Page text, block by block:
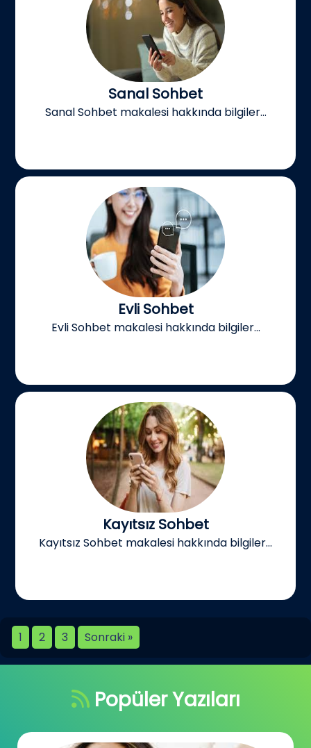
Sanal Sohbet
Sanal Sohbet makalesi hakkında bilgiler...
Evli Sohbet
Evli Sohbet makalesi hakkında bilgiler...
Kayıtsız Sohbet
Kayıtsız Sohbet makalesi hakkında bilgiler...
1 2 3 Sonraki »
Popüler Yazıları